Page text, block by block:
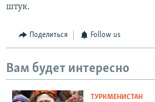
штук.
Поделиться Follow us
Вам будет интересно
ТУРКМЕНИСТАН